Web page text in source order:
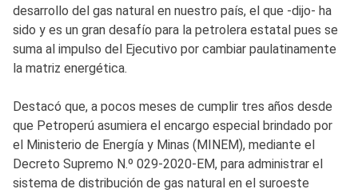
desarrollo del gas natural en nuestro país, el que -dijo- ha
sido y es un gran desafío para la petrolera estatal pues se
suma al impulso del Ejecutivo por cambiar paulatinamente
la matriz energética.
Destacó que, a pocos meses de cumplir tres años desde
que Petroperú asumiera el encargo especial brindado por
el Ministerio de Energía y Minas (MINEM), mediante el
Decreto Supremo N.º 029-2020-EM, para administrar el
sistema de distribución de gas natural en el suroeste